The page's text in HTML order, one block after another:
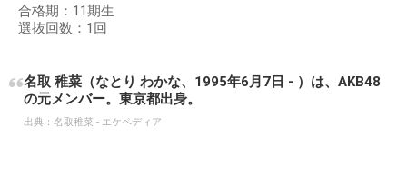
合格期：11期生
選抜回数：1回
名取 稚菜（なとり わかな、1995年6月7日 - ）は、AKB48
の元メンバー。東京都出身。
出典： 名取稚菜 - エケペディア